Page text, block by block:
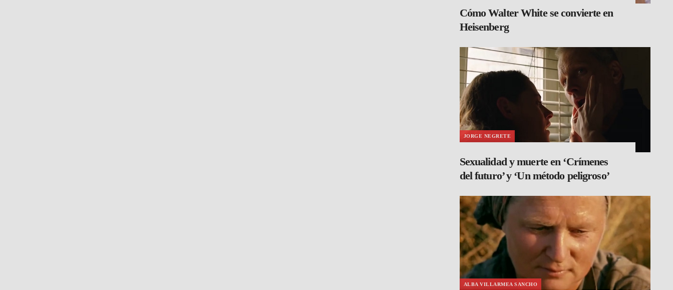
Cómo Walter White se convierte en
Heisenberg
JORGE NEGRETE
Sexualidad y muerte en ‘Crímenes
del futuro’ y ‘Un método peligroso’
ALBA VILLARMEA SANCHO